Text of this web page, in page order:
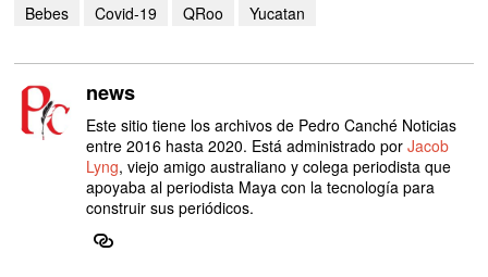
Bebes Covid-19 QRoo Yucatan
news
Este sitio tiene los archivos de Pedro Canché Noticias
entre 2016 hasta 2020. Está administrado porJacob
Lyng, viejo amigo australiano y colega periodista que
apoyaba al periodista Maya con la tecnología para
construir sus periódicos.